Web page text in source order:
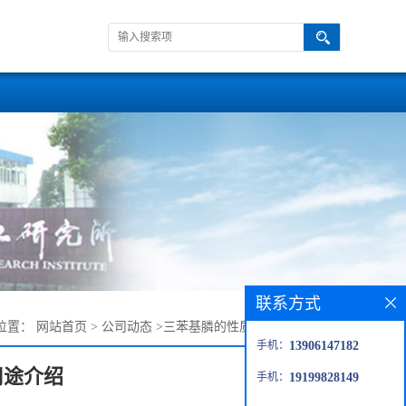
置： 网站首页 > 公司动态 >三苯基膦的性质和多种用途介绍
介绍
联系方式
手机： 13906147182
手机： 19199828149